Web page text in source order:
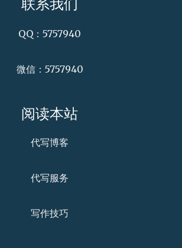
联系我们
QQ：5757940
微信：5757940
阅读本站
代写博客
代写服务
写作技巧